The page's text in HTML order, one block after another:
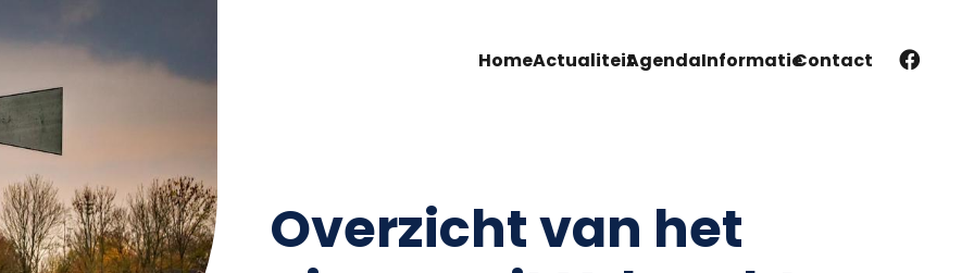
HomeActualiteitAgendaInformatieContact
Overzicht van het